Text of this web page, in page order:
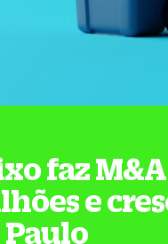
faz M&A
e
Paulo